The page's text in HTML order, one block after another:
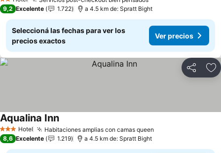
2 Estrellas
9,2 Excelente 1.722 a 4.5 km de: Spratt Bight
Seleccioná las fechas para ver los
precios exactos
Ver precios
Compartir
3 Estrellas
Hotel Habitaciones amplias con camas queen
Aqualina InnVer precios
8,6 Excelente 1.219 a 4.5 km de: Spratt Bight